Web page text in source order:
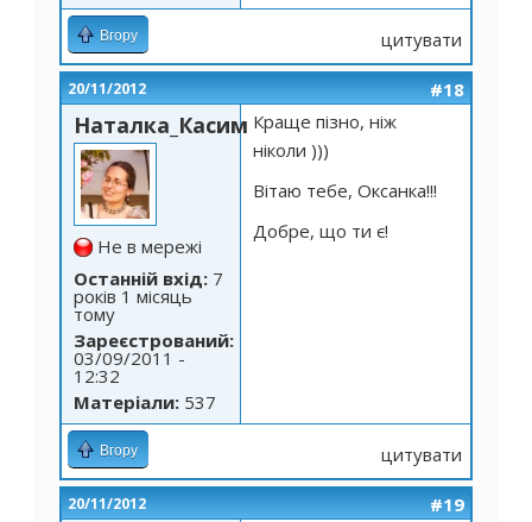
Вгору цитувати
20/11/2012 #18
Наталка_Касим
Не в мережі
Останній вхід: 7
років 1 місяць
тому
Зареєстрований:
03/09/2011 -
12:32
Матеріали: 537
Краще пізно, ніж
ніколи )))
Вітаю тебе, Оксанка!!!
Добре, що ти є!
Вгору цитувати
20/11/2012 #19